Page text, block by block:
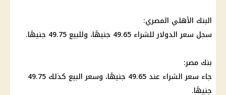
البنك الأهلي المصري:
سجل سعر الدولار للشراء 49.65 جنيهًا، وللبيع 49.75 جنيهًا.
بنك مصر:
جاء سعر الشراء عند 49.65 جنيهًا، وسعر البيع كذلك 49.75
جنيهًا.